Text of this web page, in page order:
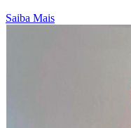
Saiba Mais